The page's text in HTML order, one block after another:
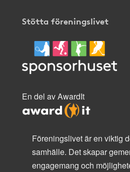
Stötta föreningslivet
En del av AwardIt
Föreningslivet är en viktig
samhälle. Det skapar
engagemang och